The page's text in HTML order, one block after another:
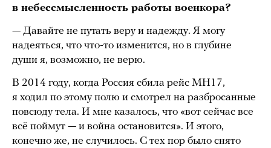
в небессмысленность работы военкора?
— Давайте не путать веру и надежду. Я могу
надеяться, что что-то изменится, но в глубине
души я, возможно, не верю.
В 2014 году, когда Россия сбила рейс MH17,
я ходил по этому полю и смотрел на разбросанные
повсюду тела. И мне казалось, что «вот сейчас все
всё поймут — и война остановится». И этого,
конечно же, не случилось. С тех пор было снято